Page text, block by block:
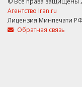
Агентство Iran.ru
Лицензия Минпечати
Обратная связь